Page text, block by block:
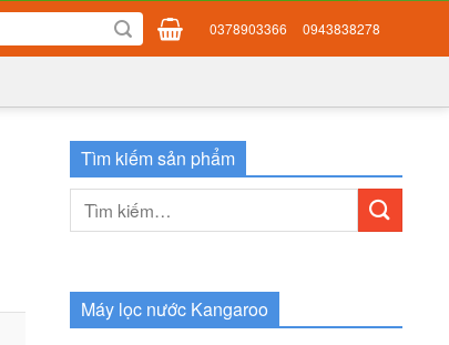
0378903366 0943838278
Tìm kiếm sản phẩm
kiếm:
Máy lọc nước Kangaroo